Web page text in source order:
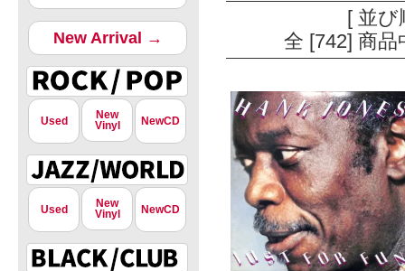
New Arrival →
Used
New
Vinyl
NewCD
Used
New
Vinyl
NewCD
[ 並
全 [742] 商